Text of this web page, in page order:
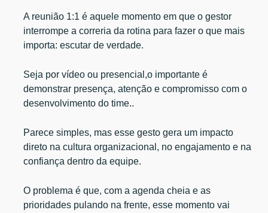
A reunião 1:1 é aquele momento em que o gestor
interrompe a correria da rotina para fazer o que mais
importa: escutar de verdade.
Seja por vídeo ou presencial,o importante é
demonstrar presença, atenção e compromisso com o
desenvolvimento do time..
Parece simples, mas esse gesto gera um impacto
direto na cultura organizacional, no engajamento e na
confiança dentro da equipe.
O problema é que, com a agenda cheia e as
prioridades pulando na frente, esse momento vai